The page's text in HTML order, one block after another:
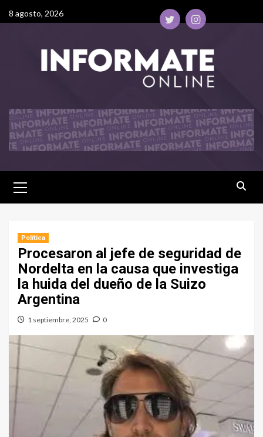
8 agosto, 2026
Política
Procesaron al jefe de seguridad de
Nordelta en la causa que investiga
la huida del dueño de la Suizo
Argentina
1 septiembre, 2025 0